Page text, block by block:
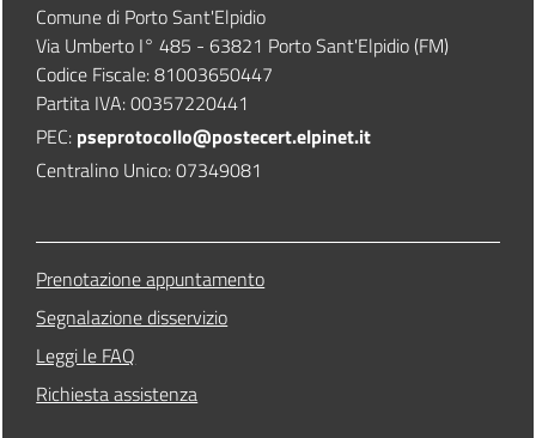
Comune di Porto Sant'Elpidio
Via Umberto I° 485 - 63821 Porto Sant'Elpidio (FM)
Codice Fiscale: 81003650447
Partita IVA: 00357220441
PEC: pseprotocollo@postecert.elpinet.it
Centralino Unico: 07349081
Prenotazione appuntamento
Segnalazione disservizio
Leggi le FAQ
Richiesta assistenza